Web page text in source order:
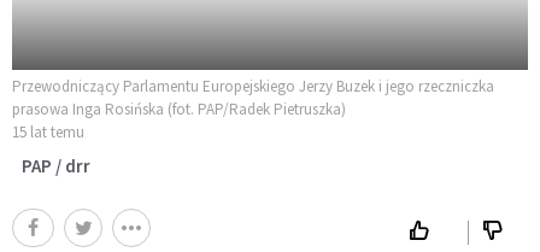
Przewodniczący Parlamentu Europejskiego Jerzy Buzek i jego rzeczniczka
prasowa Inga Rosińska (fot. PAP/Radek Pietruszka)
15 lat temu
PAP / drr